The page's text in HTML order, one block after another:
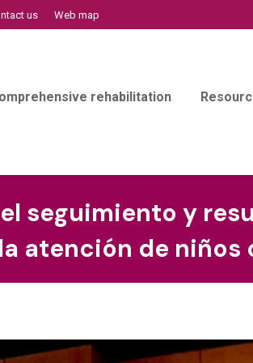
us Web map
rehabilitation
seguimiento y
atención de niños